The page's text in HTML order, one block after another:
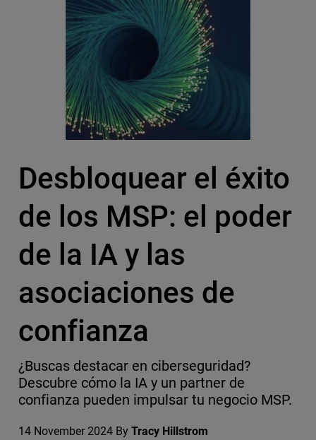
Desbloquear el éxito
de los MSP: el poder
de la IA y las
asociaciones de
confianza
¿Buscas destacar en ciberseguridad?
Descubre cómo la IA y un partner de
confianza pueden impulsar tu negocio MSP.
14 November 2024 By Tracy Hillstrom